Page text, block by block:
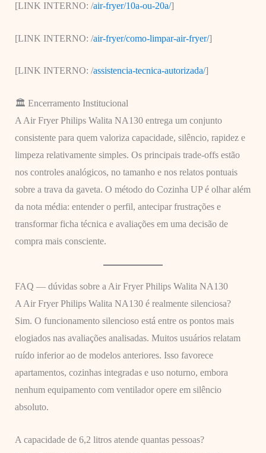
[LINK INTERNO: /air-fryer/10a-ou-20a/]
[LINK INTERNO: /air-fryer/como-limpar-air-fryer/]
[LINK INTERNO: /assistencia-tecnica-autorizada/]
🏛️ Encerramento Institucional
A Air Fryer Philips Walita NA130 entrega um conjunto
consistente para quem valoriza capacidade, silêncio, rapidez e
limpeza relativamente simples. Os principais trade-offs estão
nos controles analógicos, no tamanho e nos relatos pontuais
sobre a trava da gaveta. O método do Cozinha UP é olhar além
da nota média: entender o perfil, antecipar frustrações e
transformar ficha técnica e avaliações em uma decisão de
compra mais consciente.
FAQ — dúvidas sobre a Air Fryer Philips Walita NA130
A Air Fryer Philips Walita NA130 é realmente silenciosa?
Sim. O funcionamento silencioso está entre os pontos mais
elogiados nas avaliações analisadas. Muitos usuários relatam
ruído inferior ao de modelos anteriores. Isso favorece
apartamentos, cozinhas integradas e uso noturno, embora
nenhum equipamento com ventilador opere em silêncio
absoluto.
A capacidade de 6,2 litros atende quantas pessoas?